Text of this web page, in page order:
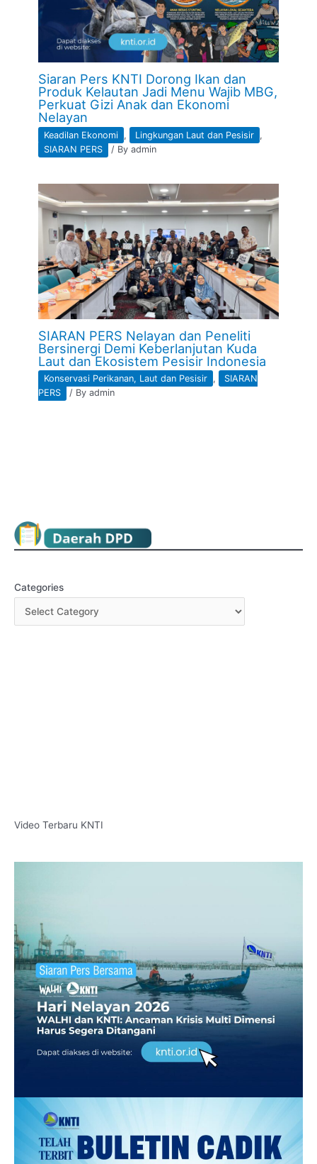
Siaran Pers KNTI Dorong Ikan dan
Produk Kelautan Jadi Menu Wajib MBG,
Perkuat Gizi Anak dan Ekonomi
Nelayan
Keadilan Ekonomi , Lingkungan Laut dan Pesisir ,
SIARAN PERS
/ Byadmin
SIARAN PERS Nelayan dan Peneliti
Bersinergi Demi Keberlanjutan Kuda
Laut dan Ekosistem Pesisir Indonesia
Konservasi Perikanan, Laut dan Pesisir ,
SIARAN
PERS
/ Byadmin
Categories
Video Terbaru KNTI